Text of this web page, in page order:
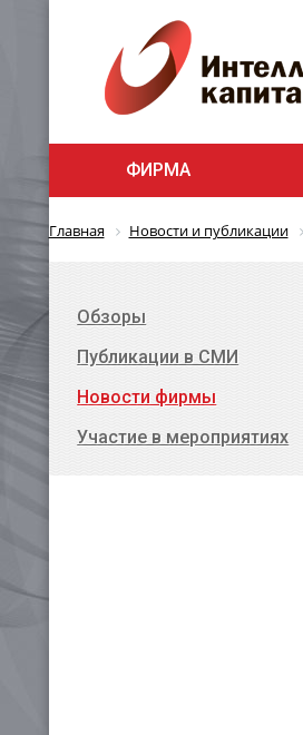
ФИРМА
Главная Новости и публикации
Обзоры
Публикации в СМИ
Новости фирмы
Участие в мероприятиях